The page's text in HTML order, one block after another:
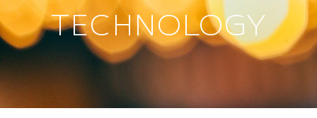
TECHNOLOGY